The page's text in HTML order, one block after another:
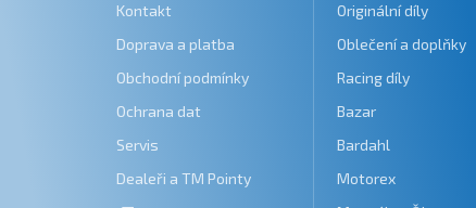
Kontakt
Doprava a platba
Obchodní podmínky
Ochrana dat
Servis
Dealeři a TM Pointy
Originální díly
Oblečení a doplňky
Racing díly
Bazar
Bardahl
Motorex